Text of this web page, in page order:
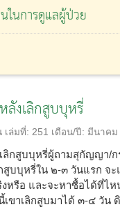
ในการดูแลผู้ป่วย
ลังเลิกสูบบุหรี่
เล่มที่: 251 เดือน/ปี: มีนาคม
ลิกสูบบุหรี่ผู้ถามสุกัญญา/ก
สูบบุหรี่ใน ๒-๓ วันแรก จะ
งหรือ และจะหาซื้อได้ที่ไ
ขาเลิกสูบมาได้ ๓-๔ วัน